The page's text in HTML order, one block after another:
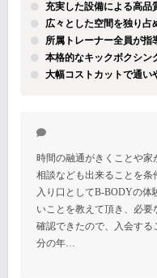
充実した設備による高品
広々とした空間を独り占
所属トレーナー全員が指
本格的なキックボクシン
大幅コストカットで通い
時間の融通がきくことや
相談なども出来ることを条
入り口としてB-BODYの
いことを教えて頂き、必
確認できたので、入会する
分の年…